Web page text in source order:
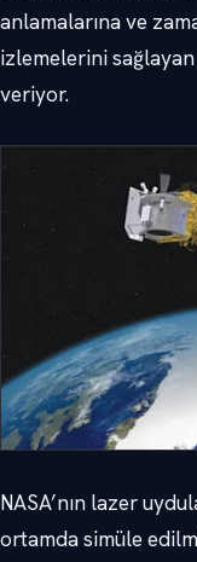
anlamalarına ve
izlemelerini
veriyor.
NASA’nın lazer
ortamda simüle